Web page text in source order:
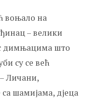
воњало на
– велики
димњацима што
су се већ
Личани,
шамијама, д‌јеца